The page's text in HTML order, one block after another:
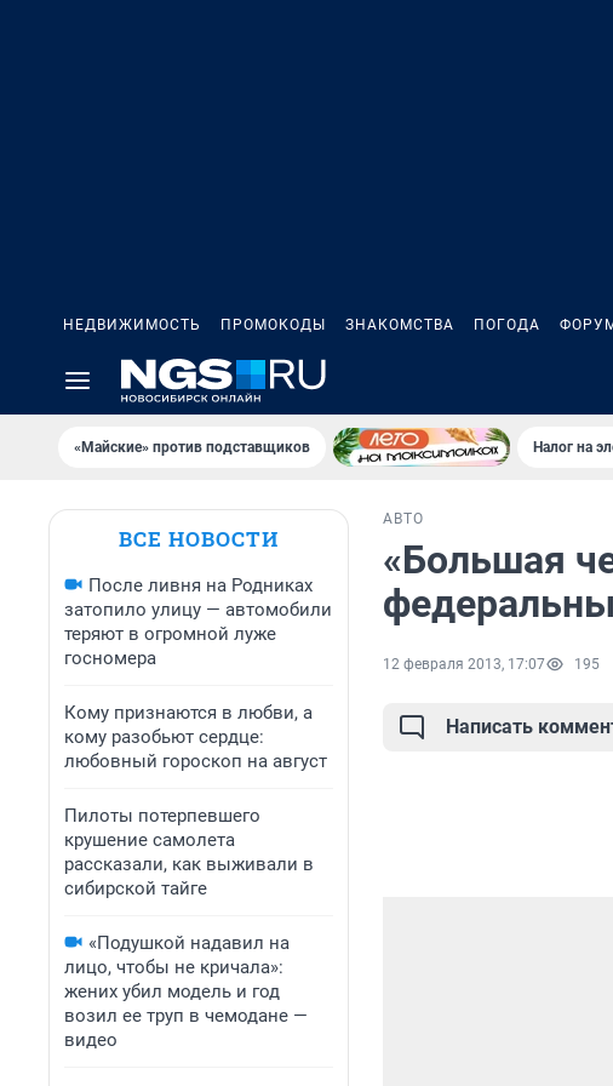
НЕДВИЖИМОСТЬ ПРОМОКОДЫ ЗНАКОМСТВА ПОГОДА
«Майские» против подставщиков Налог на
ВСЕ НОВОСТИ
После ливня на Родниках
затопило улицу — автомобили
теряют в огромной луже
госномера
Кому признаются в любви, а
кому разобьют сердце:
любовный гороскоп на август
Пилоты потерпевшего
крушение самолета
рассказали, как выживали в
сибирской тайге
«Подушкой надавил на
лицо, чтобы не кричала»:
жених убил модель и год
возил ее труп в чемодане —
видео
АВТО
«Большая
12 февраля 2013, 17:07 195
Написать